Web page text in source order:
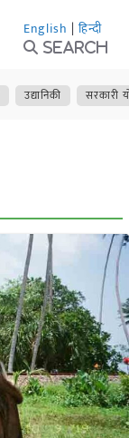
English | हिन्दी
Search
उद्यानिकी सरकारी